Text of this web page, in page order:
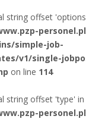
string offset
simple-job-
v1/single-
on line 114
string offset 'type' in